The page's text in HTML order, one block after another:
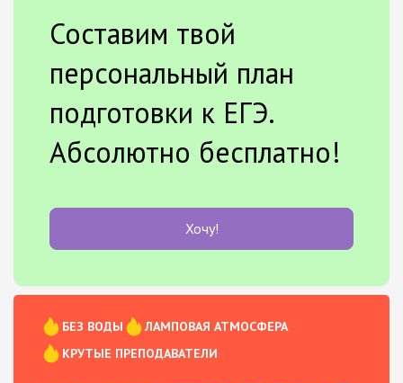
Составим твой
персональный план
подготовки к ЕГЭ.
Абсолютно бесплатно!
Хочу!
БЕЗ ВОДЫ
ЛАМПОВАЯ АТМОСФЕРА
КРУТЫЕ ПРЕПОДАВАТЕЛИ